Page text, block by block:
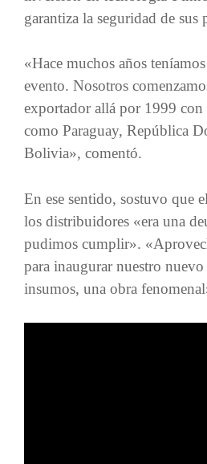
garantiza la seguridad de sus
«Hace muchos años
evento. Nosotros
exportador allá por 1999 con
como Paraguay, República
Bolivia», comentó.
En ese sentido, sostuvo que
los distribuidores «era una
pudimos cumplir».
para inaugurar nuestro
insumos, una obra